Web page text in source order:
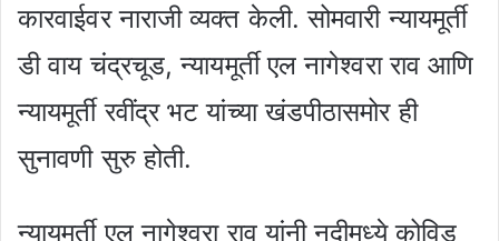
कारवाईवर नाराजी व्यक्त केली. सोमवारी न्यायमूर्ती
डी वाय चंद्रचूड, न्यायमूर्ती एल नागेश्वरा राव आणि
न्यायमूर्ती रवींद्र भट यांच्या खंडपीठासमोर ही
सुनावणी सुरु होती.
न्यायमूर्ती एल नागेश्वरा राव यांनी नदीमध्ये कोविड